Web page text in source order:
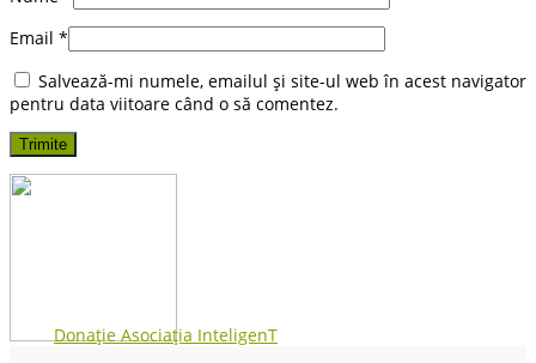
Email *
Salvează-mi numele, emailul și site-ul web în acest navigator
pentru data viitoare când o să comentez.
Donație Asociația InteligenT